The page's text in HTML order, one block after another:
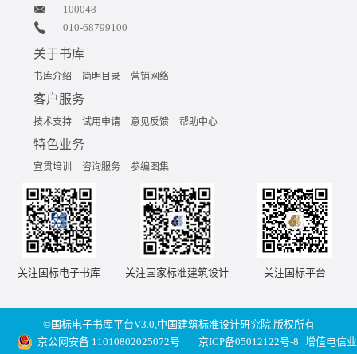
100048
010-68799100
关于书库
书库介绍 简明目录 营销网络
客户服务
技术支持 试用申请 意见反馈 帮助中心
特色业务
宣贯培训 咨询服务 参编图集
关注国标电子书库 关注国家标准建筑设计 关注国标平台
©国标电子书库平台V3.0,中国建筑标准设计研究院 版权所有
京公网安备 11010802025072号
京ICP备05012122号-8 增值电信业